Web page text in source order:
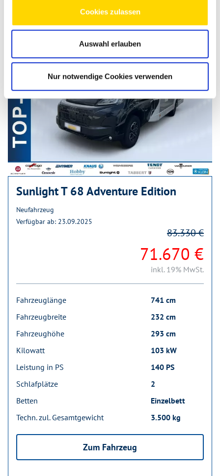
Cookies zulassen
Auswahl erlauben
Nur notwendige Cookies verwenden
Sunlight T 68 Adventure Edition
Neufahrzeug
Verfügbar ab: 23.09.2025
71.670 €
83.330 €
inkl. 19% MwSt.
Fahrzeuglänge
741 cm
Fahrzeugbreite
232 cm
Fahrzeughöhe
293 cm
Kilowatt
103 kW
Leistung in PS
140 PS
Schlafplätze
2
Betten
Einzelbett
Techn. zul. Gesamtgewicht
3.500 kg
Zum Fahrzeug